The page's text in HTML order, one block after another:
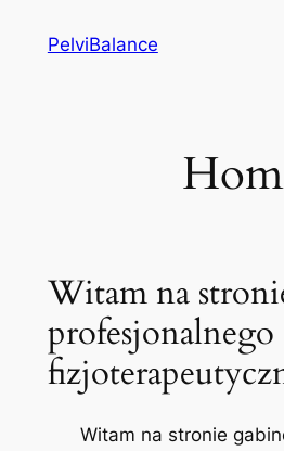
PelviBalance
Witam na
Witam na stronie